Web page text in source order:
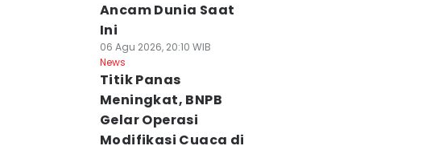
Ancam Dunia Saat
Ini
06 Agu 2026, 20:10 WIB
News
Titik Panas
Meningkat, BNPB
Gelar Operasi
Modifikasi Cuaca di